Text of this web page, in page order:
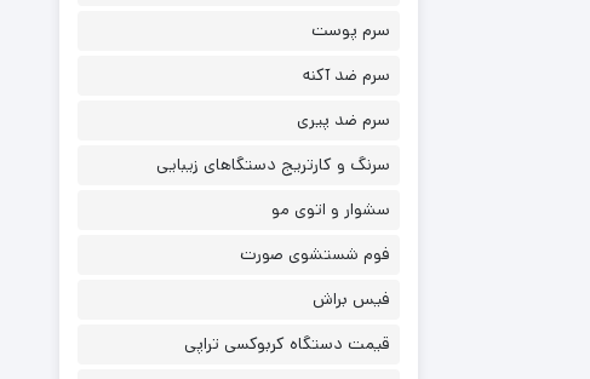
سرم پوست
سرم ضد آکنه
سرم ضد پیری
سرنگ و کارتریج دستگاهای زیبایی
سشوار و اتوی مو
فوم شستشوی صورت
فیس براش
قیمت دستگاه کربوکسی تراپی